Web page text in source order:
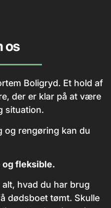
os
Boligryd. Et hold af
der er klar på at være
situation.
og rengøring kan du
fleksible.
hvad du har brug
dødsboet tømt. Skulle